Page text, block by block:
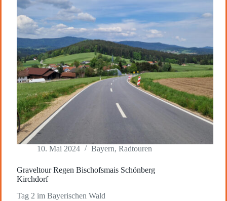
10. Mai 2024 Bayern, Radtouren
Graveltour Regen Bischofsmais Schönberg
Kirchdorf
Tag 2 im Bayerischen Wald